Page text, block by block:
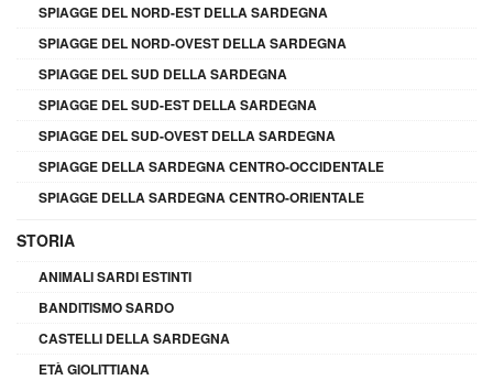
SPIAGGE DEL NORD-EST DELLA SARDEGNA
SPIAGGE DEL NORD-OVEST DELLA SARDEGNA
SPIAGGE DEL SUD DELLA SARDEGNA
SPIAGGE DEL SUD-EST DELLA SARDEGNA
SPIAGGE DEL SUD-OVEST DELLA SARDEGNA
SPIAGGE DELLA SARDEGNA CENTRO-OCCIDENTALE
SPIAGGE DELLA SARDEGNA CENTRO-ORIENTALE
STORIA
ANIMALI SARDI ESTINTI
BANDITISMO SARDO
CASTELLI DELLA SARDEGNA
ETÀ GIOLITTIANA